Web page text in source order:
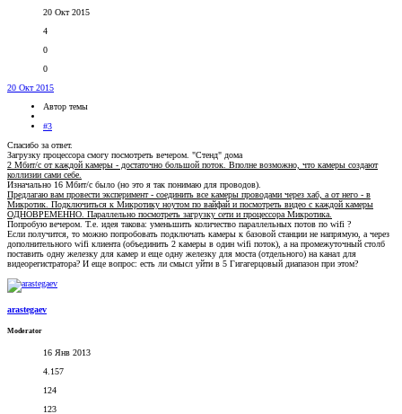
20 Окт 2015
4
0
0
20 Окт 2015
Автор темы
#3
Спасибо за ответ.
Загрузку процессора смогу посмотреть вечером. "Стенд" дома
2 Мбит/с от каждой камеры - достаточно большой поток. Вполне возможно, что камеры создают
коллизии сами себе.
Изначально 16 Мбит/с было (но это я так понимаю для проводов).
Предлагаю вам провести эксперимент - соединить все камеры проводами через хаб, а от него - в
Микротик. Подключиться к Микротику ноутом по вайфай и посмотреть видео с каждой камеры
ОДНОВРЕМЕННО. Параллельно посмотреть загрузку сети и процессора Микротика.
Попробую вечером. Т.е. идея такова: уменьшить количество параллельных потов по wifi ?
Если получится, то можно попробовать подключать камеры к базовой станции не напрямую, а через
дополнительного wifi клиента (объединить 2 камеры в один wifi поток), а на промежуточный столб
поставить одну железку для камер и еще одну железку для моста (отдельного) на канал для
видеорегистратора? И еще вопрос: есть ли смысл уйти в 5 Гигагерцовый диапазон при этом?
arastegaev
Moderator
16 Янв 2013
4.157
124
123